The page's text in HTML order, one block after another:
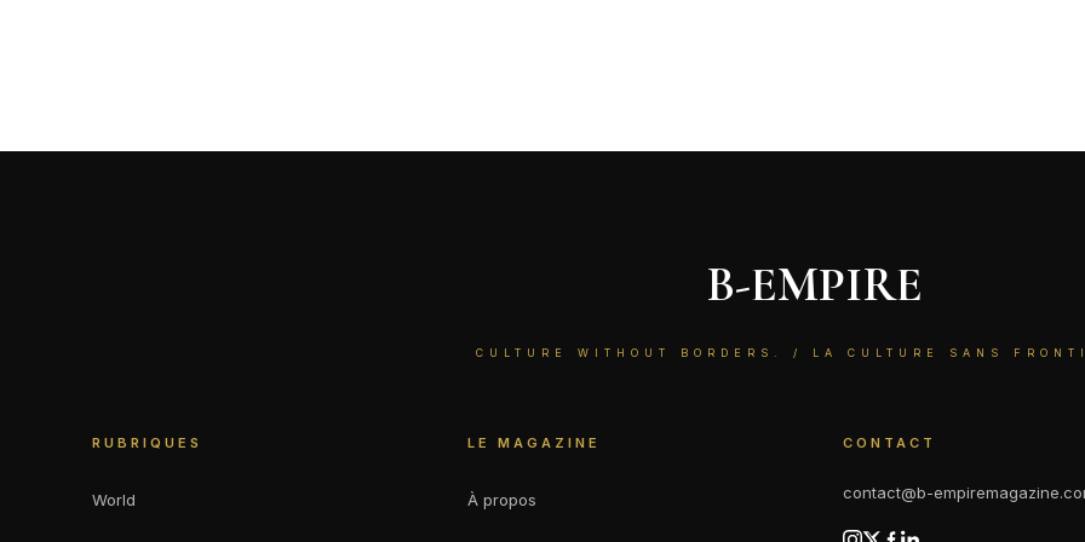
B-EMPIRE
CULTURE WITHOUT BORDERS. / LA CULTURE SANS
RUBRIQUES
World
LE MAGAZINE
À propos
CONTACT
contact@b-